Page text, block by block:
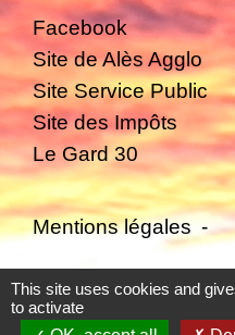
Facebook
Site de Alès Agglo
Site Service Public
Site des Impôts
Le Gard 30
Mentions légales -
Politique de
Plan du site -
This site uses cookies and
to activate